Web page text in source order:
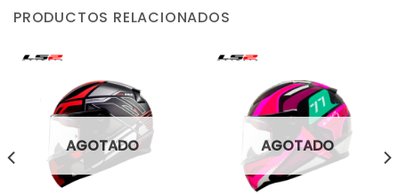
PRODUCTOS RELACIONADOS
AGOTADO AGOTADO